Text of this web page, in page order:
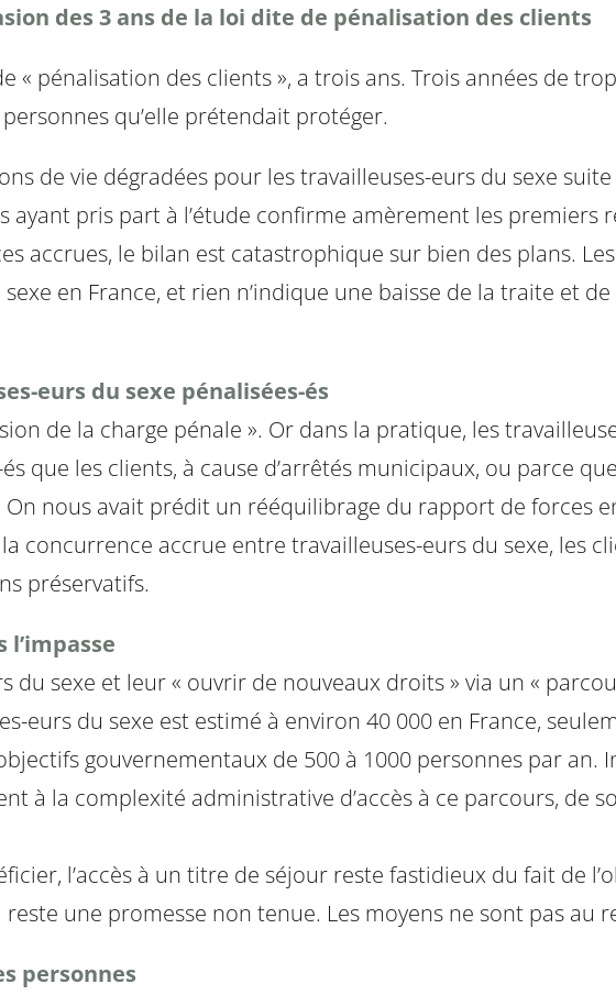
des 3 ans de la loi dite de pénalisation des clients
« pénalisation des clients », a trois ans. Trois années de
qu’elle prétendait protéger.
de vie dégradées pour les travailleuses-eurs du sexe
pris part à l’étude confirme amèrement les premiers
accrues, le bilan est catastrophique sur bien des plans.
en France, et rien n’indique une baisse de la traite et
eurs du sexe pénalisées-és
de la charge pénale ». Or dans la pratique, les
que les clients, à cause d’arrêtés municipaux, ou parce
nous avait prédit un rééquilibrage du rapport de forces
concurrence accrue entre travailleuses-eurs du sexe, les
préservatifs.
du sexe et leur « ouvrir de nouveaux droits » via un «
eurs du sexe est estimé à environ 40 000 en France,
gouvernementaux de 500 à 1000 personnes par an.
à la complexité administrative d’accès à ce parcours, de
l’accès à un titre de séjour reste fastidieux du fait de
une promesse non tenue. Les moyens ne sont pas au
personnes